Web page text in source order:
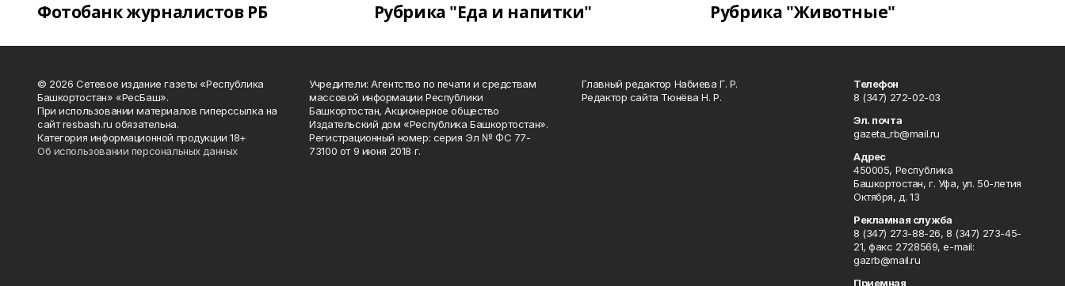
Фотобанк журналистов РБ Рубрика "Еда и напитки" Рубрика "Животные"
© 2026 Сетевое издание газеты «Республика
Башкортостан» «РесБаш».
При использовании материалов гиперссылка на
сайт resbash.ru обязательна.
Категория информационной продукции 18+
Об использовании персональных данных
Учредители: Агентство по печати и средствам
массовой информации Республики
Башкортостан, Акционерное общество
Издательский дом «Республика Башкортостан».
Регистрационный номер: серия Эл № ФС 77-
73100 от 9 июня 2018 г.
Главный редактор Набиева Г. Р.
Редактор сайта Тюнёва Н. Р.
Телефон
8 (347) 272-02-03
Эл. почта
gazeta_rb@mail.ru
Адрес
450005, Республика
Башкортостан, г. Уфа, ул. 50-летия
Октября, д. 13
Рекламная служба
8 (347) 273-88-26, 8 (347) 273-45-
21, факс 2728569, e-mail:
gazrb@mail.ru
Приемная